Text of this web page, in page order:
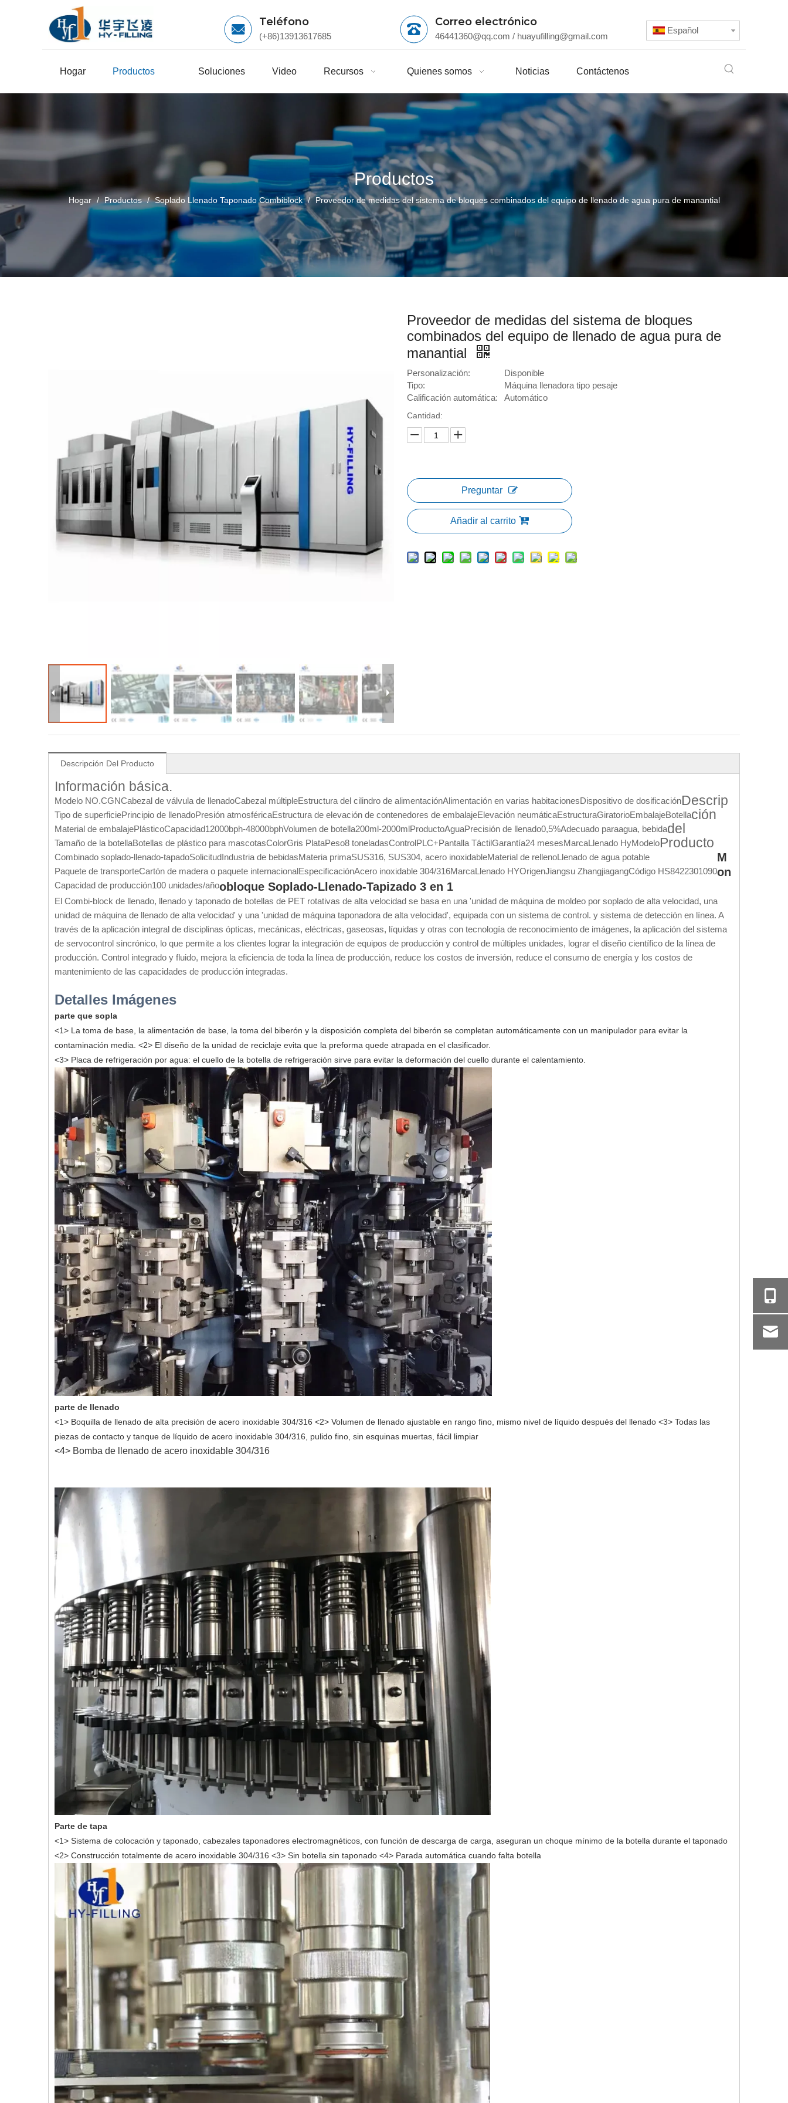
Teléfono
(+86)13913617685
Correo electrónico
46441360@qq.com / huayufilling@gmail.com
Español
Hogar Productos Soluciones Video Recursos Quienes somos Noticias Contáctenos
Productos
Hogar / Productos / Soplado Llenado Taponado Combiblock / Proveedor de medidas del sistema de bloques combinados del equipo de llenado de agua pura de manantial
Proveedor de medidas del sistema de bloques
combinados del equipo de llenado de agua pura de
manantial
Personalización:
Disponible
Tipo:
Máquina llenadora tipo pesaje
Calificación automática:
Automático
Cantidad:
Preguntar
Añadir al carrito
Descripción Del Producto
Información básica.
Modelo NO.CGNCabezal de válvula de llenadoCabezal múltipleEstructura del cilindro de alimentaciónAlimentación en varias habitacionesDispositivo de dosificación
Tipo de superficiePrincipio de llenadoPresión atmosféricaEstructura de elevación de contenedores de embalajeElevación neumáticaEstructuraGiratorioEmbalajeBotella
Material de embalajePlásticoCapacidad12000bph-48000bphVolumen de botella200ml-2000mlProductoAguaPrecisión de llenado0,5%Adecuado paraagua, bebida
Tamaño de la botellaBotellas de plástico para mascotasColorGris PlataPeso8 toneladasControlPLC+Pantalla TáctilGarantía24 mesesMarcaLlenado HyModelo
Combinado soplado-llenado-tapadoSolicitudIndustria de bebidasMateria primaSUS316, SUS304, acero inoxidableMaterial de rellenoLlenado de agua potable
Paquete de transporteCartón de madera o paquete internacionalEspecificaciónAcero inoxidable 304/316MarcaLlenado HYOrigenJiangsu ZhangjiagangCódigo HS8422301090
Capacidad de producción100 unidades/año
Descrip
ción
del
Producto
M
on
obloque Soplado-Llenado-Tapizado 3 en 1
El Combi-block de llenado, llenado y taponado de botellas de PET rotativas de alta velocidad se basa en una 'unidad de máquina de moldeo por soplado de alta velocidad, una
unidad de máquina de llenado de alta velocidad' y una 'unidad de máquina taponadora de alta velocidad', equipada con un sistema de control. y sistema de detección en línea. A
través de la aplicación integral de disciplinas ópticas, mecánicas, eléctricas, gaseosas, líquidas y otras con tecnología de reconocimiento de imágenes, la aplicación del sistema
de servocontrol sincrónico, lo que permite a los clientes lograr la integración de equipos de producción y control de múltiples unidades, lograr el diseño científico de la línea de
producción. Control integrado y fluido, mejora la eficiencia de toda la línea de producción, reduce los costos de inversión, reduce el consumo de energía y los costos de
mantenimiento de las capacidades de producción integradas.
Detalles Imágenes
parte que sopla
<1> La toma de base, la alimentación de base, la toma del biberón y la disposición completa del biberón se completan automáticamente con un manipulador para evitar la
contaminación media. <2> El diseño de la unidad de reciclaje evita que la preforma quede atrapada en el clasificador.
<3> Placa de refrigeración por agua: el cuello de la botella de refrigeración sirve para evitar la deformación del cuello durante el calentamiento.
parte de llenado
<1> Boquilla de llenado de alta precisión de acero inoxidable 304/316 <2> Volumen de llenado ajustable en rango fino, mismo nivel de líquido después del llenado <3> Todas las
piezas de contacto y tanque de líquido de acero inoxidable 304/316, pulido fino, sin esquinas muertas, fácil limpiar
<4> Bomba de llenado de acero inoxidable 304/316
Parte de tapa
<1> Sistema de colocación y taponado, cabezales taponadores electromagnéticos, con función de descarga de carga, aseguran un choque mínimo de la botella durante el taponado
<2> Construcción totalmente de acero inoxidable 304/316 <3> Sin botella sin taponado <4> Parada automática cuando falta botella